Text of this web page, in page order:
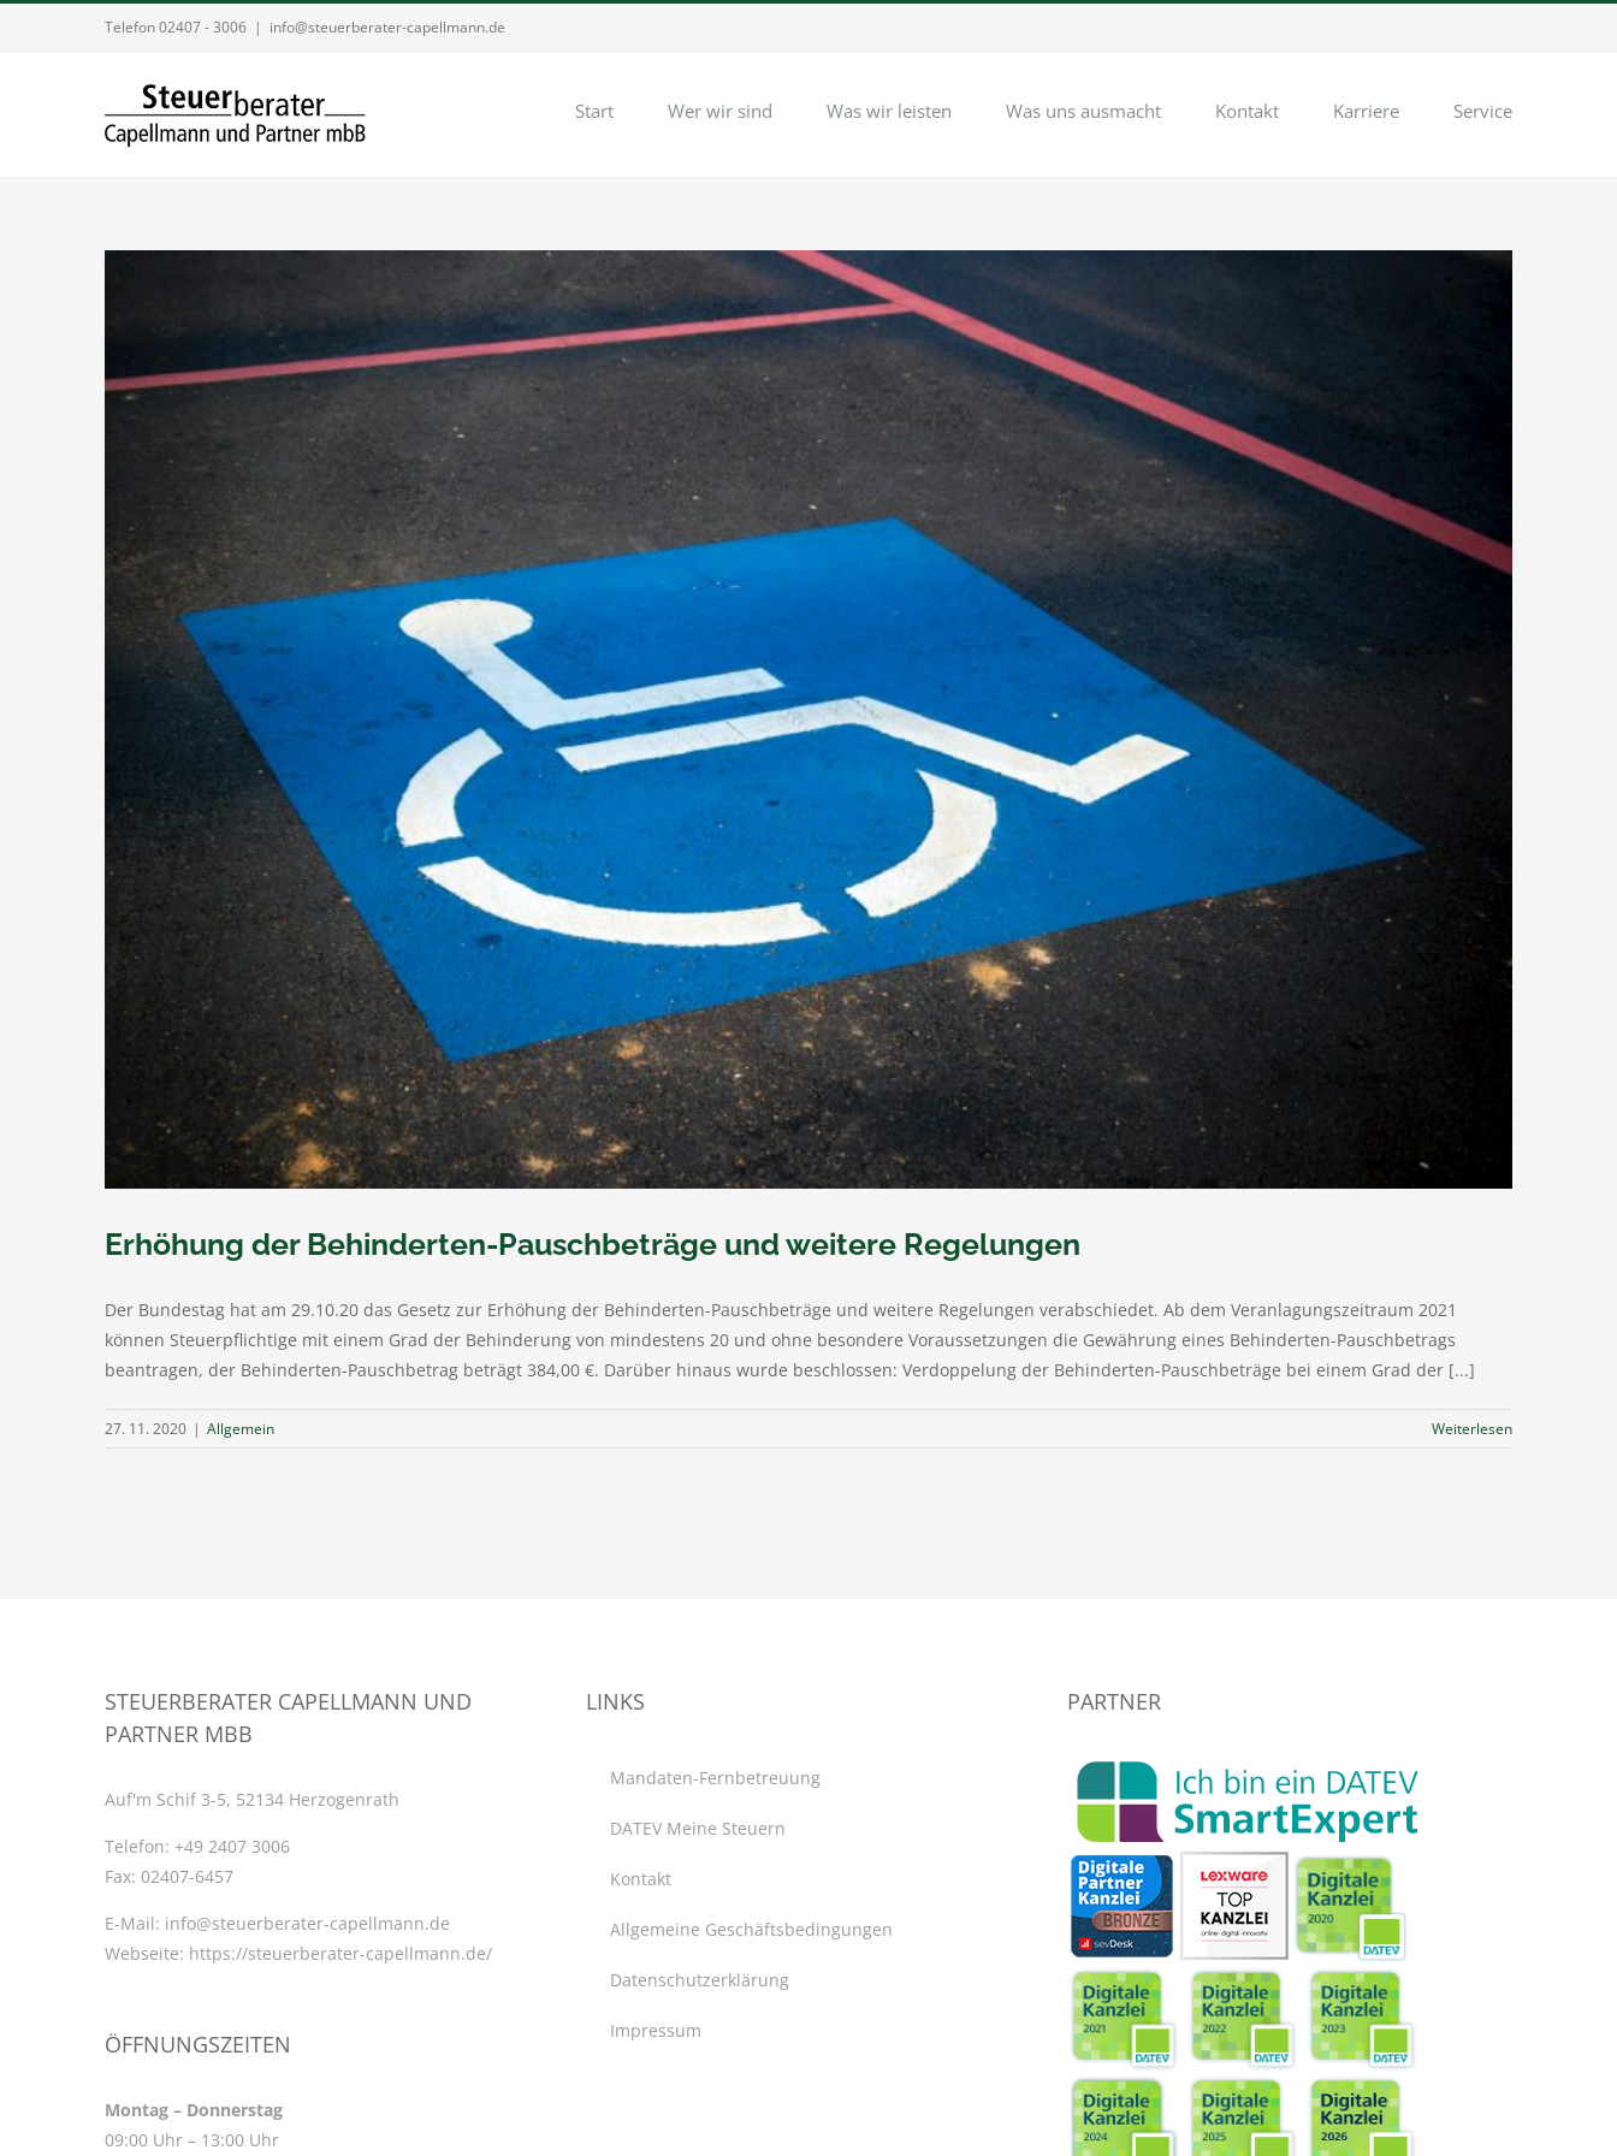
Telefon 02407 - 3006 | info@steuerberater-capellmann.de
Start Wer wir sind Was wir leisten Was uns ausmacht Kontakt Karriere Service
Erhöhung der Behinderten-Pauschbeträge und weitere Regelungen
Der Bundestag hat am 29.10.20 das Gesetz zur Erhöhung der Behinderten-Pauschbeträge und weitere Regelungen verabschiedet. Ab dem Veranlagungszeitraum 2021
können Steuerpflichtige mit einem Grad der Behinderung von mindestens 20 und ohne besondere Voraussetzungen die Gewährung eines Behinderten-Pauschbetrags
beantragen, der Behinderten-Pauschbetrag beträgt 384,00 €. Darüber hinaus wurde beschlossen: Verdoppelung der Behinderten-Pauschbeträge bei einem Grad der [...]
27. 11. 2020 | Allgemein Weiterlesen
STEUERBERATER CAPELLMANN UND
PARTNER MBB
Auf'm Schif 3-5, 52134 Herzogenrath
Telefon: +49 2407 3006
Fax: 02407-6457
E-Mail: info@steuerberater-capellmann.de
Webseite: https://steuerberater-capellmann.de/
ÖFFNUNGSZEITEN
Montag – Donnerstag
09:00 Uhr – 13:00 Uhr
LINKS
Mandaten-Fernbetreuung
DATEV Meine Steuern
Kontakt
Allgemeine Geschäftsbedingungen
Datenschutzerklärung
Impressum
PARTNER